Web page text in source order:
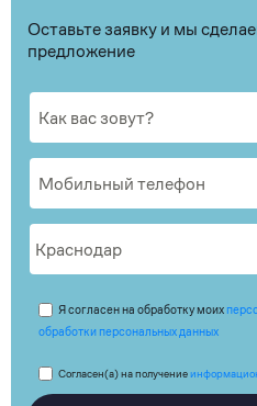
Оставьте заявку и мы
предложение
Я согласен на обработку моих
обработки персональных данных
Согласен(а) на получение